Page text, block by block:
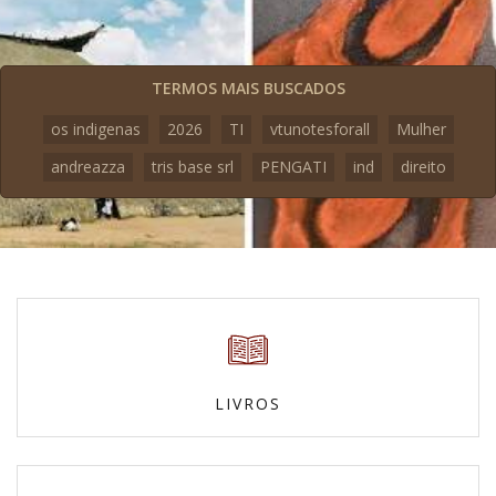
TERMOS MAIS BUSCADOS
os indigenas
2026 TI vtunotesforall
Mulher
andreazza
tris base srl PENGATI ind direito
LIVROS